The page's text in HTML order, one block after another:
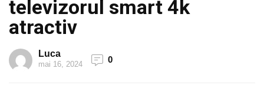
televizorul smart 4k
atractiv
Luca
mai 16, 2024 0